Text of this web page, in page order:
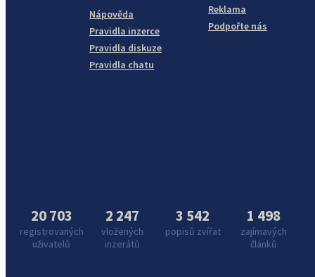
Nápověda
Pravidla inzerce
Pravidla diskuze
Pravidla chatu
Reklama
Podpořte nás
20 703
registrovaných
uživatelů
2 247
vložených
inzerátů
3 542
popisů zvířat
1 498
zajímavých
článků